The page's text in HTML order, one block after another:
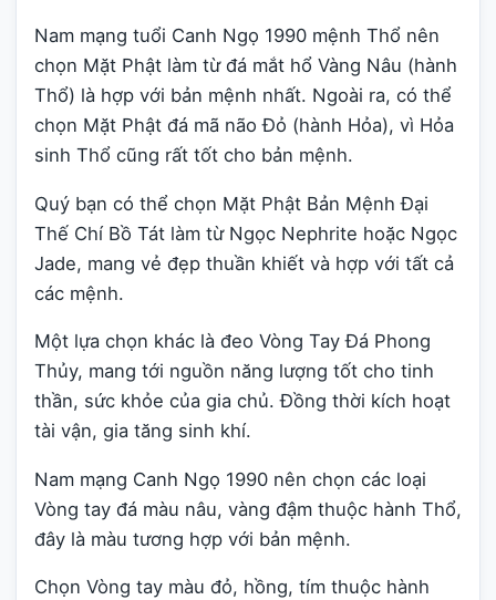
Nam mạng tuổi Canh Ngọ 1990 mệnh Thổ nên
chọn Mặt Phật làm từ đá mắt hổ Vàng Nâu (hành
Thổ) là hợp với bản mệnh nhất. Ngoài ra, có thể
chọn Mặt Phật đá mã não Đỏ (hành Hỏa), vì Hỏa
sinh Thổ cũng rất tốt cho bản mệnh.
Quý bạn có thể chọn Mặt Phật Bản Mệnh Đại
Thế Chí Bồ Tát làm từ Ngọc Nephrite hoặc Ngọc
Jade, mang vẻ đẹp thuần khiết và hợp với tất cả
các mệnh.
Một lựa chọn khác là đeo Vòng Tay Đá Phong
Thủy, mang tới nguồn năng lượng tốt cho tinh
thần, sức khỏe của gia chủ. Đồng thời kích hoạt
tài vận, gia tăng sinh khí.
Nam mạng Canh Ngọ 1990 nên chọn các loại
Vòng tay đá màu nâu, vàng đậm thuộc hành Thổ,
đây là màu tương hợp với bản mệnh.
Chọn Vòng tay màu đỏ, hồng, tím thuộc hành